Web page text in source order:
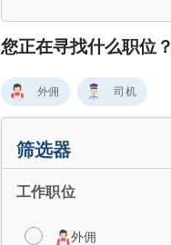
您正在寻找什么职位？
外佣 司机
筛选器
工作职位
外佣